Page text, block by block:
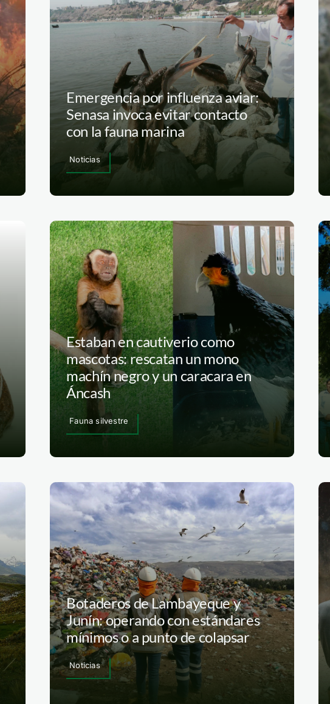
Emergencia por influenza aviar:
Senasa invoca evitar contacto
con la fauna marina
Noticias
Estaban en cautiverio como
mascotas: rescatan un mono
machín negro y un caracara en
Áncash
Fauna silvestre
Botaderos de Lambayeque y
Junín: operando con estándares
mínimos o a punto de colapsar
Noticias